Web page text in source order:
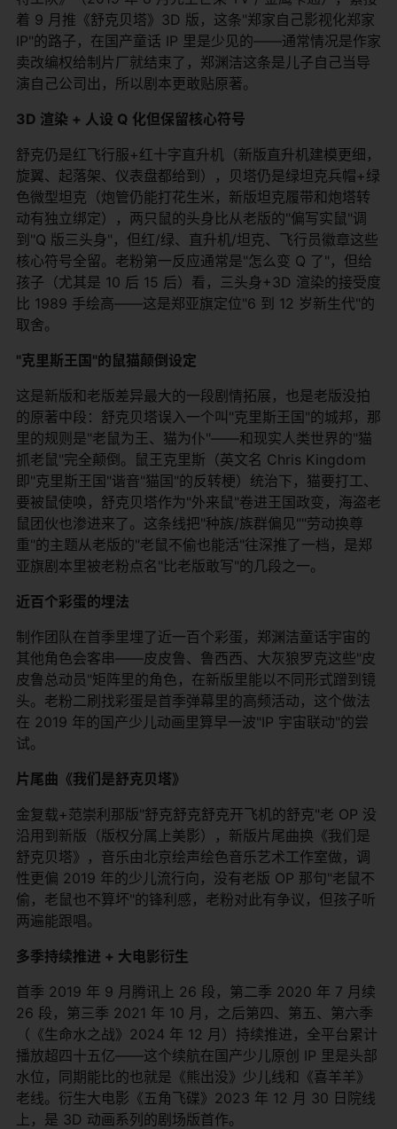
着 9 月推《舒克贝塔》3D 版，这条"郑家自己影视化郑家
IP"的路子，在国产童话 IP 里是少见的——通常情况是作家
卖改编权给制片厂就结束了，郑渊洁这条是儿子自己当导
演自己公司出，所以剧本更敢贴原著。
3D 渲染 + 人设 Q 化但保留核心符号
舒克仍是红飞行服+红十字直升机（新版直升机建模更细，
旋翼、起落架、仪表盘都给到），贝塔仍是绿坦克兵帽+绿
色微型坦克（炮管仍能打花生米，新版坦克履带和炮塔转
动有独立绑定），两只鼠的头身比从老版的"偏写实鼠"调
到"Q 版三头身"，但红/绿、直升机/坦克、飞行员徽章这些
核心符号全留。老粉第一反应通常是"怎么变 Q 了"，但给
孩子（尤其是 10 后 15 后）看，三头身+3D 渲染的接受度
比 1989 手绘高——这是郑亚旗定位"6 到 12 岁新生代"的
取舍。
"克里斯王国"的鼠猫颠倒设定
这是新版和老版差异最大的一段剧情拓展，也是老版没拍
的原著中段：舒克贝塔误入一个叫"克里斯王国"的城邦，那
里的规则是"老鼠为王、猫为仆"——和现实人类世界的"猫
抓老鼠"完全颠倒。鼠王克里斯（英文名 Chris Kingdom
即"克里斯王国"谐音"猫国"的反转梗）统治下，猫要打工、
要被鼠使唤，舒克贝塔作为"外来鼠"卷进王国政变，海盗老
鼠团伙也渗进来了。这条线把"种族/族群偏见""劳动换尊
重"的主题从老版的"老鼠不偷也能活"往深推了一档，是郑
亚旗剧本里被老粉点名"比老版敢写"的几段之一。
近百个彩蛋的埋法
制作团队在首季里埋了近一百个彩蛋，郑渊洁童话宇宙的
其他角色会客串——皮皮鲁、鲁西西、大灰狼罗克这些"皮
皮鲁总动员"矩阵里的角色，在新版里能以不同形式蹭到镜
头。老粉二刷找彩蛋是首季弹幕里的高频活动，这个做法
在 2019 年的国产少儿动画里算早一波"IP 宇宙联动"的尝
试。
片尾曲《我们是舒克贝塔》
金复载+范崇利那版"舒克舒克舒克开飞机的舒克"老 OP 没
沿用到新版（版权分属上美影），新版片尾曲换《我们是
舒克贝塔》，音乐由北京绘声绘色音乐艺术工作室做，调
性更偏 2019 年的少儿流行向，没有老版 OP 那句"老鼠不
偷，老鼠也不算坏"的锋利感，老粉对此有争议，但孩子听
两遍能跟唱。
多季持续推进 + 大电影衍生
首季 2019 年 9 月腾讯上 26 段，第二季 2020 年 7 月续
26 段，第三季 2021 年 10 月，之后第四、第五、第六季
（《生命水之战》2024 年 12 月）持续推进，全平台累计
播放超四十五亿——这个续航在国产少儿原创 IP 里是头部
水位，同期能比的也就是《熊出没》少儿线和《喜羊羊》
老线。衍生大电影《五角飞碟》2023 年 12 月 30 日院线
上，是 3D 动画系列的剧场版首作。